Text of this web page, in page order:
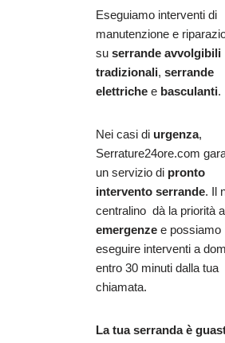
Eseguiamo interventi di
manutenzione e
su serrande avvolgibili
tradizionali, serrande
elettriche e basculanti.
Nei casi di urgenza,
Serrature24ore.com
un servizio di pronto
intervento serrande. Il
centralino dà la priorità
emergenze e possiamo
eseguire interventi a
entro 30 minuti dalla tua
chiamata.
La tua serranda è